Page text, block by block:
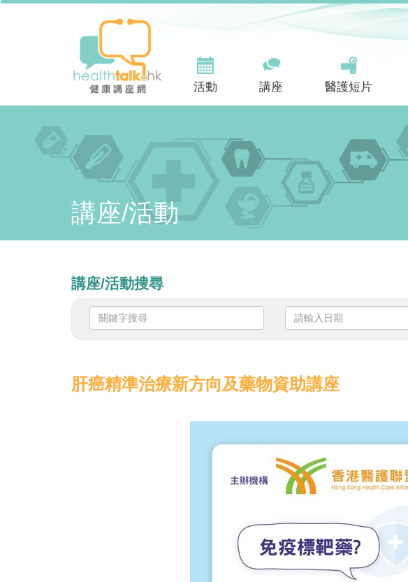
活動 講座 醫護短片
講座/活動
講座/活動搜尋
鍵
字
輸
入
肝癌精準治療新方向及藥物資助講座